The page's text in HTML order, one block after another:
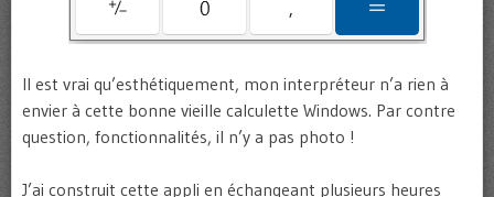
Il est vrai qu’esthétiquement, mon interpréteur n’a rien à
envier à cette bonne vieille calculette Windows. Par contre
question, fonctionnalités, il n’y a pas photo !
J’ai construit cette appli en échangeant plusieurs heures